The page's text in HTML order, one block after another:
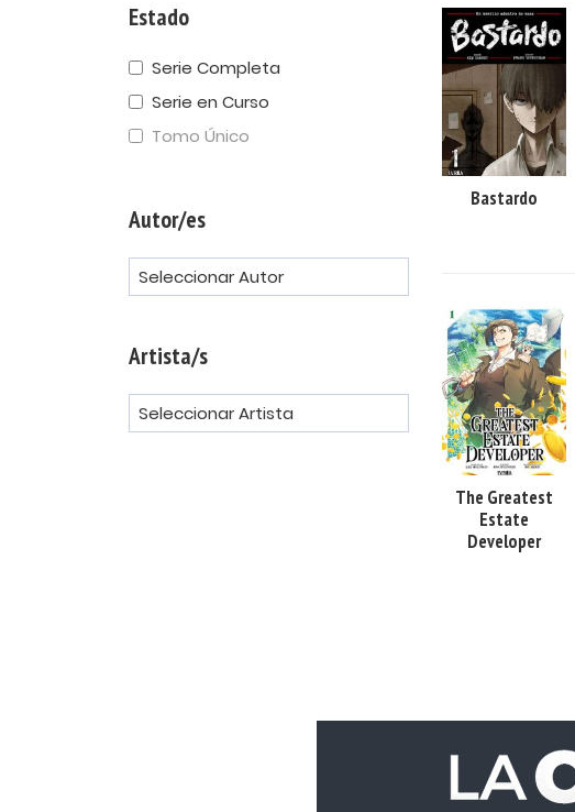
Estado
Serie Completa
Serie en Curso
Tomo Único
Autor/es
Artista/s
Bastardo
The Greatest
Estate
Developer